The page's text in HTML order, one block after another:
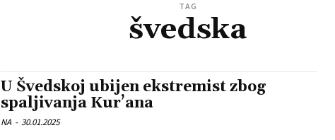
TAG
švedska
U Švedskoj ubijen ekstremist zbog
spaljivanja Kur’ana
NA - 30.01.2025